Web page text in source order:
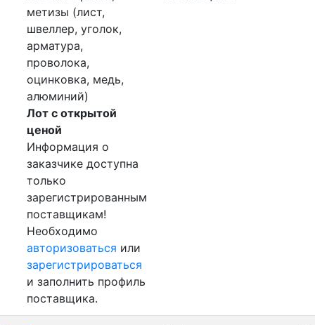
метизы (лист,
швеллер, уголок,
арматура,
проволока,
оцинковка, медь,
алюминий)
Лот с открытой
ценой
Информация о
заказчике доступна
только
зарегистрированным
поставщикам!
Необходимо
авторизоваться или
зарегистрироваться
и заполнить профиль
поставщика.